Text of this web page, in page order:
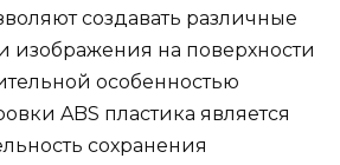
создавать различные
изображения на поверхности
особенностью
ABS пластика является
сохранения